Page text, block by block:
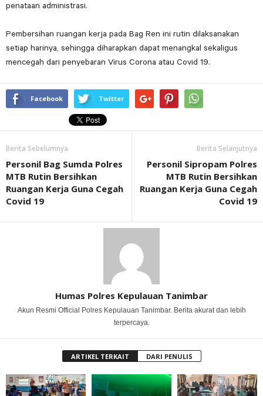
penataan administrasi.
Pembersihan ruangan kerja pada Bag Ren ini rutin dilaksanakan
setiap harinya, sehingga diharapkan dapat menangkal sekaligus
mencegah dari penyebaran Virus Corona atau Covid 19.
Facebook Twitter
Berita Sebelumnya
Personil Bag Sumda Polres
MTB Rutin Bersihkan
Ruangan Kerja Guna Cegah
Covid 19
Berita Selanjutnya
Personil Sipropam Polres
MTB Rutin Bersihkan
Ruangan Kerja Guna Cegah
Covid 19
Humas Polres Kepulauan Tanimbar
Akun Resmi Official Polres Kepulauan Tanimbar. Berita akurat dan lebih
terpercaya.
ARTIKEL TERKAIT DARI PENULIS